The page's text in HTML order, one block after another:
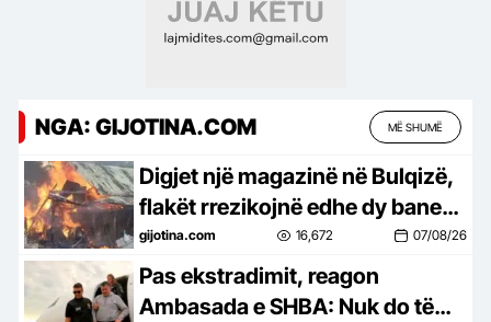
NGA: GIJOTINA.COM MË SHUMË
Digjet një magazinë në Bulqizë,
flakët rrezikojnë edhe dy banesa
pranë saj
gijotina.com 16,672 07/08/26
Pas ekstradimit, reagon
Ambasada e SHBA: Nuk do të